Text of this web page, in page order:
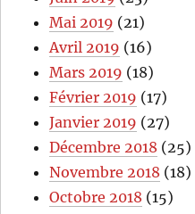
Mai 2019 (21)
Avril 2019 (16)
Mars 2019 (18)
Février 2019 (17)
Janvier 2019 (27)
Décembre 2018 (25)
Novembre 2018 (18)
Octobre 2018 (15)